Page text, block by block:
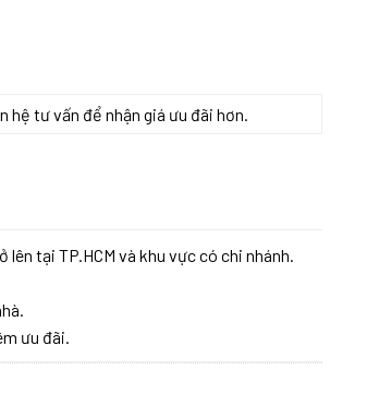
tư vấn để nhận giá ưu đãi hơn.
tại TP.HCM và khu vực có chi nhánh.
ưu đãi.